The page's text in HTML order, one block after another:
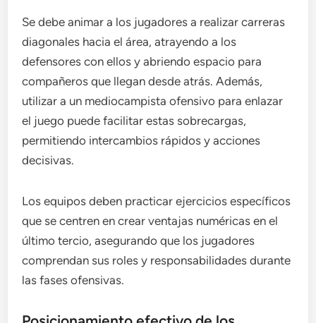
Se debe animar a los jugadores a realizar carreras
diagonales hacia el área, atrayendo a los
defensores con ellos y abriendo espacio para
compañeros que llegan desde atrás. Además,
utilizar a un mediocampista ofensivo para enlazar
el juego puede facilitar estas sobrecargas,
permitiendo intercambios rápidos y acciones
decisivas.
Los equipos deben practicar ejercicios específicos
que se centren en crear ventajas numéricas en el
último tercio, asegurando que los jugadores
comprendan sus roles y responsabilidades durante
las fases ofensivas.